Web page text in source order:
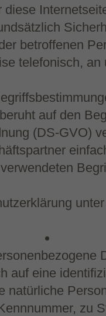
betroffenen
telefonisch, an
auf den
(DS-GVO)
auf eine
natürliche
zu